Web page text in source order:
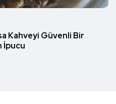
Kahveyi Güvenli Bir
İpucu